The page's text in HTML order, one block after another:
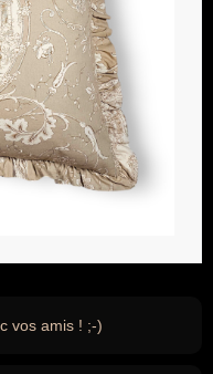
vos amis ! ;-)